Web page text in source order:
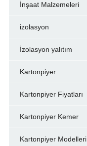
İnşaat Malzemeleri
izolasyon
İzolasyon yalıtım
Kartonpiyer
Kartonpiyer Fiyatları
Kartonpiyer Kemer
Kartonpiyer Modelleri